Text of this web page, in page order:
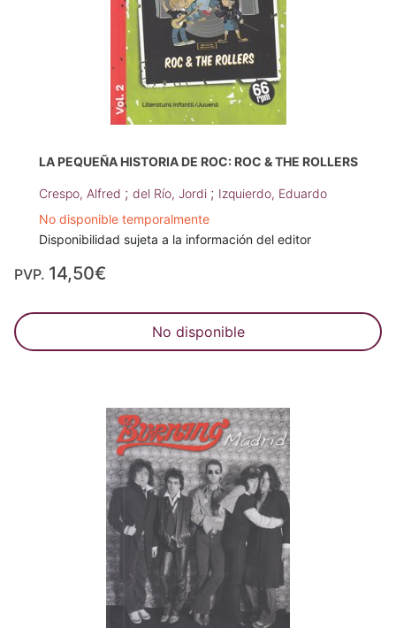
LA PEQUEÑA HISTORIA DE ROC: ROC & THE ROLLERS
Crespo, Alfred ; del Río, Jordi ; Izquierdo, Eduardo
No disponible temporalmente
Disponibilidad sujeta a la información del editor
PVP. 14,50€
No disponible